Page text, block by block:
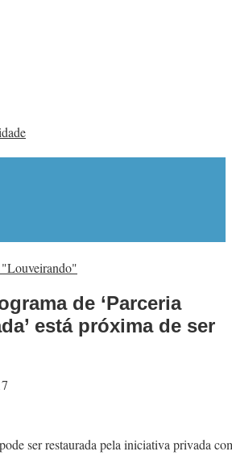
de ‘Parceria
está próxima de ser
ser restaurada pela iniciativa privada